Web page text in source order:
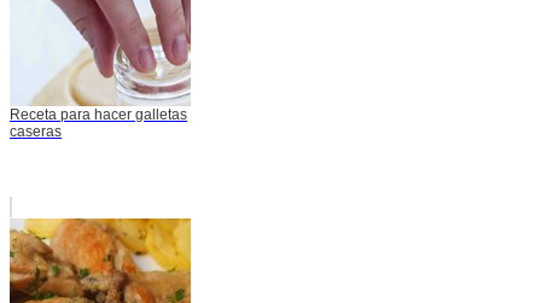
Receta para hacer galletas
caseras